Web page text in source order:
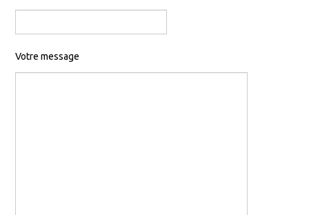
Votre message